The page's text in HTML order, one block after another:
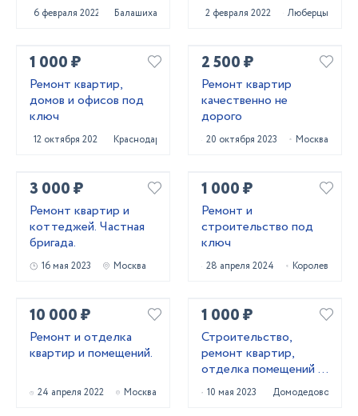
6 февраля 2022 Балашиха 2 февраля 2022 Люберцы
1 000 ₽
Ремонт квартир,
домов и офисов под
ключ
12 октября 2023 Краснодар
2 500 ₽
Ремонт квартир
качественно не
дорого
20 октября 2023 Москва
3 000 ₽
Ремонт квартир и
коттеджей. Частная
бригада.
16 мая 2023 Москва
1 000 ₽
Ремонт и
строительство под
ключ
28 апреля 2024 Королев
10 000 ₽
Ремонт и отделка
квартир и помещений.
24 апреля 2022 Москва
1 000 ₽
Строительство,
ремонт квартир,
отделка помещений и
другие строительные
работы
10 мая 2023 Домодедово